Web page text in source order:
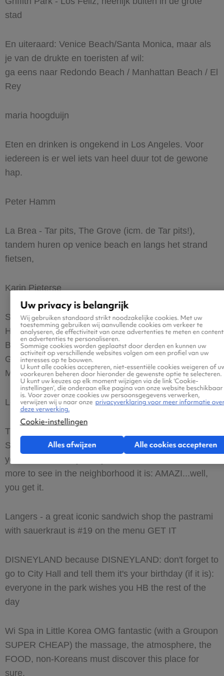
stad
En uiteraard: Venice Beach/Santa Monica, maar als
je van de drukte en toeristen af wil:
ga eens naar Redondo Beach / Manhattan Beach / El
Rey
maria hoogduijn
Eten en drinken is ongekend in Los Angeles. Voor
iedereen is er wel iets van heel duur tot de gewone
hap.
Peter Hamm
La Brea - Tar pits, The Grove (icm. de Tar pits!),
tandem huren op venice beach en langs het strand
fietsen,
Karin Pieterse
Santa Monica Pier
Hollywood inclusief tour over Mullholland en door
Beverly Hills
Getty museum
Malibu
LeeAnn Vermeulen
The Broad Museum for Contemporary Art - a MUST
SEE also the building is AMAZING - a MUST SEE :)
you won't believe your eyes and there is so much
more to see in the neighborhood it is: AMAZI...well,
you get it.
Langers - a great iconic sandwich shop the pastrami
with sauerkraut is #19 on the menu GET IT
DISNEYLAND because DISNEYLAND: don't forget to
go to City Hall and tell them it's your birthday (if it is):
everyone in the park wishes you HB the rest of the
day
Wi Spa in Little Korea OMG fantastic (with a Groupon
SUPER CHEAP) the massage, the atmosphere, the
FOOD, non-Koreans must discover this place for
sure.
Uw privacy is belangrijk
Wij gebruiken standaard strikt noodzakelijke cookies. Met uw
toestemming gebruiken wij aanvullende cookies om verkeer te
analyseren, de effectiviteit van onze advertenties te meten en content
en advertenties te personaliseren.
Sommige cookies worden geplaatst door derden en kunnen uw
activiteit op verschillende websites volgen om een profiel van uw
interesses op te bouwen.
U kunt alle cookies accepteren, niet-essentiële cookies weigeren of
voorkeuren beheren door hieronder de gewenste optie te selecteren.
U kunt uw keuzes op elk moment wijzigen via de link ‘Cookie-
instellingen’, die onderaan elke pagina van onze website beschikbaar
is. Voor zover onze cookies uw persoonsgegevens verwerken,
verwijzen wij u naar onze privacyverklaring voor meer informatie over
deze verwerking.
Cookie-instellingen
Alles afwijzen Alle cookies accepteren